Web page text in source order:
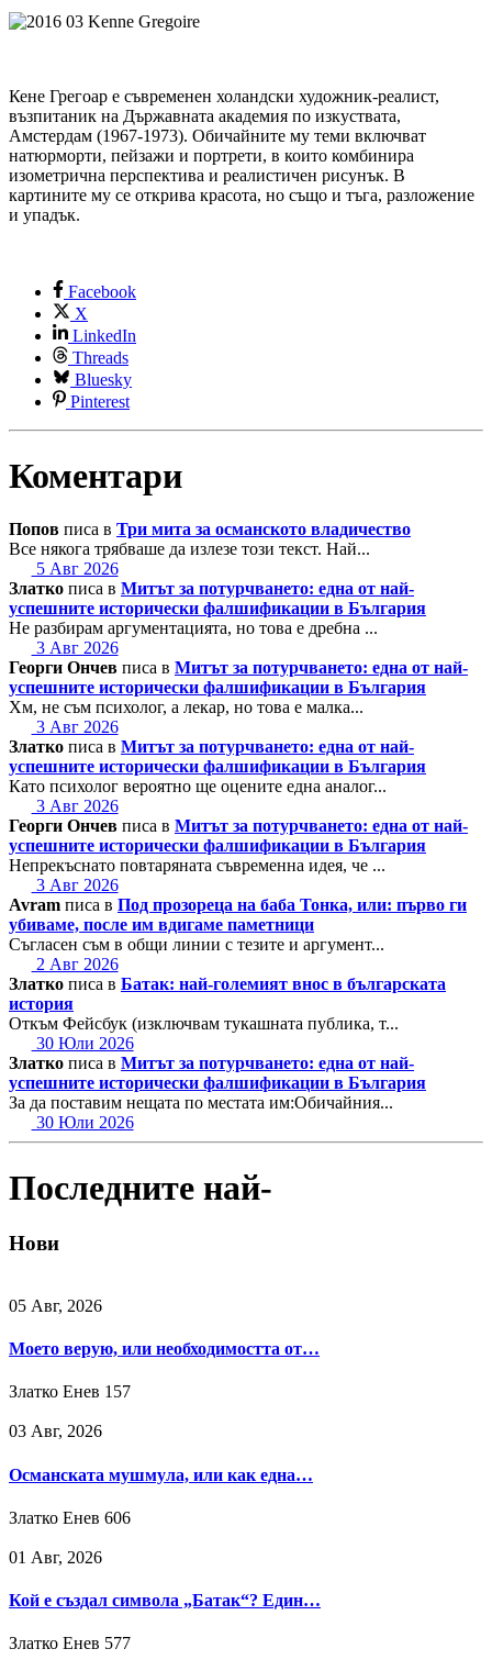
Кене Грегоар е съвременен холандски художник-реалист,
възпитаник на Държавната академия по изкуствата,
Амстердам (1967-1973). Обичайните му теми включват
натюрморти, пейзажи и портрети, в които комбинира
изометрична перспектива и реалистичен рисунък. В
картините му се открива красота, но също и тъга, разложение
и упадък.
Facebook
X
LinkedIn
Threads
Bluesky
Pinterest
Коментари
Попов писа в Три мита за османското владичество
Все някога трябваше да излезе този текст. Най...
5 Авг 2026
Златко писа в Митът за потурчването: една от най-
успешните исторически фалшификации в България
Не разбирам аргументацията, но това е дребна ...
3 Авг 2026
Георги Ончев писа в Митът за потурчването: една от най-
успешните исторически фалшификации в България
Хм, не съм психолог, а лекар, но това е малка...
3 Авг 2026
Златко писа в Митът за потурчването: една от най-
успешните исторически фалшификации в България
Като психолог вероятно ще оцените една аналог...
3 Авг 2026
Георги Ончев писа в Митът за потурчването: една от най-
успешните исторически фалшификации в България
Непрекъснато повтаряната съвременна идея, че ...
3 Авг 2026
Avram писа в Под прозореца на баба Тонка, или: първо ги
убиваме, после им вдигаме паметници
Съгласен съм в общи линии с тезите и аргумент...
2 Авг 2026
Златко писа в Батак: най-големият внос в българската
история
Откъм Фейсбук (изключвам тукашната публика, т...
30 Юли 2026
Златко писа в Митът за потурчването: една от най-
успешните исторически фалшификации в България
За да поставим нещата по местата им:Обичайния...
30 Юли 2026
Последните най-
Нови
05 Авг, 2026
Моето верую, или необходимостта от…
Златко Енев 157
03 Авг, 2026
Османската мушмула, или как една…
Златко Енев 606
01 Авг, 2026
Кой е създал символа „Батак“? Един…
Златко Енев 577